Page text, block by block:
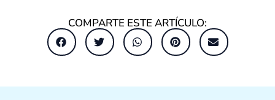
COMPARTE ESTE ARTÍCULO: